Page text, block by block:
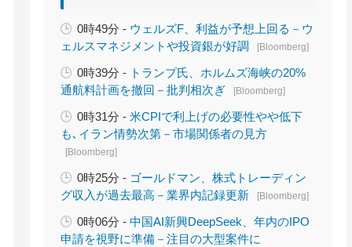
0時49分 - ウェルズF、利益が予想上回る－ウ
ェルスマネジメントや投資銀が好調
[Bloomberg]
0時39分 - トランプ氏、ホルムズ海峡の20%
通航料計画を撤回－批判相次ぎ
[Bloomberg]
0時31分 -米CPIで利上げの必要性やや低下
も､イラン情勢次第－市場関係者の見方
[Bloomberg]
0時25分 - ゴールドマン、株式トレーディン
グ収入が過去最高－業界内記録更新
[Bloomberg]
0時06分 -中国AI新興DeepSeek、年内のIPO
申請を視野に準備－注目の大型案件に